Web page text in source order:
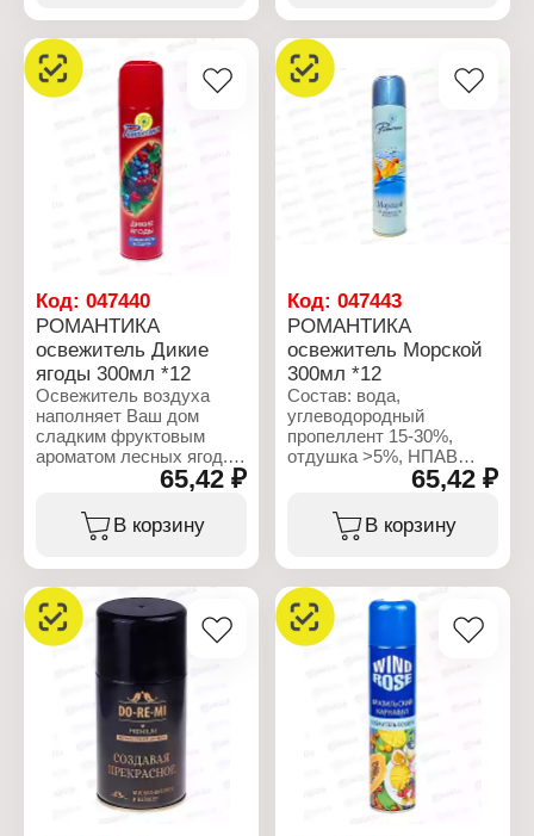
Производитель: Сибиар
Бренд: Мелодия
ароматов
Тип товара: Освежитель
Название: "Клубника со
сливками"
Форма выпуска:
Объем: 300 мл
Бренд: Wind rose
Тип товара: Освежитель
воздуха
Название: "Утренняя
Эффект: Антитабак
Форма выпуска:
Состав: вода,
углеводородный
пропеллент 15-30%,
Код: 047440
РОМАНТИКА
освежитель Дикие
ягоды 300мл *12
Освежитель воздуха
наполняет Ваш дом
сладким фруктовым
ароматом лесных ягод.
Производитель: Сибиар
Бренд: Романтика
Название: "Дикие ягоды"
Форма выпуска:
аэрозоль
Состав: вода,
углеводородный
пропеллент >15-30%,
отдушка >5%, НПАВ
<5%, консерванты
Объем: 300 мл
65,42 ₽
В корзину
Код:047443
РОМАНТИКА
освежитель Морской
300мл *12
Состав: вода,
углеводородный
пропеллент 15-30%,
отдушка >5%, НПАВ
<5%, консерванты <5%,
пропиленгликоль <5%,
гексилциннамаль,
бутилфенил
альфа-изометилионон,
цитронеллол.
Характеристики:
Производитель: Сибиар
Бренд: Романтика
Тип товара: Освежитель
Название: "Морской"
Форма выпуска:
Объем: 300 мл
65,42 ₽
В корзину